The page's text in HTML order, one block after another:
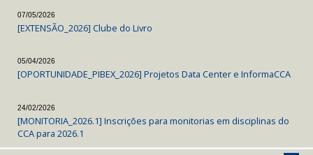
07/05/2026
[EXTENSÃO_2026] Clube do Livro
05/04/2026
[OPORTUNIDADE_PIBEX_2026] Projetos Data Center e InformaCCA
24/02/2026
[MONITORIA_2026.1] Inscrições para monitorias em disciplinas do
CCA para 2026.1